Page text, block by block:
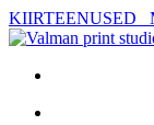
KIIRTEENUSED